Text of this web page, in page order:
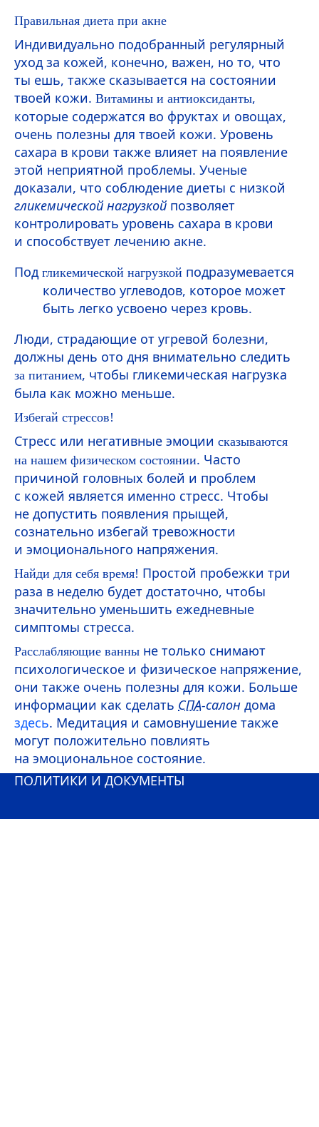
Правильная диета при акне
Индивидуально подобранный регулярный
уход за кожей, конечно, важен, но то, что
ты ешь, также сказывается на состоянии
твоей кожи. Витамины и антиоксиданты,
которые содержатся во фруктах и овощах,
очень полезны для твоей кожи. Уровень
сахара в крови также влияет на появление
этой неприятной проблемы. Ученые
доказали, что соблюдение диеты с низкой
гликемической нагрузкой позволяет
контролировать уровень сахара в крови
и способствует лечению акне.
Под гликемической нагрузкой подразумевается
количество углеводов, которое может
быть легко усвоено через кровь.
Люди, страдающие от угревой болезни,
должны день ото дня внимательно следить
за питанием, чтобы гликемическая нагрузка
была как можно меньше.
Избегай стрессов!
Стресс или негативные эмоции сказываются
на нашем физическом состоянии. Часто
причиной головных болей и проблем
с кожей является именно стресс. Чтобы
не допустить появления прыщей,
сознательно избегай тревожности
и эмоционального напряжения.
Найди для себя время! Простой пробежки три
раза в неделю будет достаточно, чтобы
значительно уменьшить ежедневные
симптомы стресса.
Расслабляющие ванны не только снимают
психологическое и физическое напряжение,
они также очень полезны для кожи. Больше
информации как сделать СПА‑салон дома
здесь. Медитация и самовнушение также
могут положительно повлиять
на эмоциональное состояние.
ПОЛИТИКИ И ДОКУМЕНТЫ